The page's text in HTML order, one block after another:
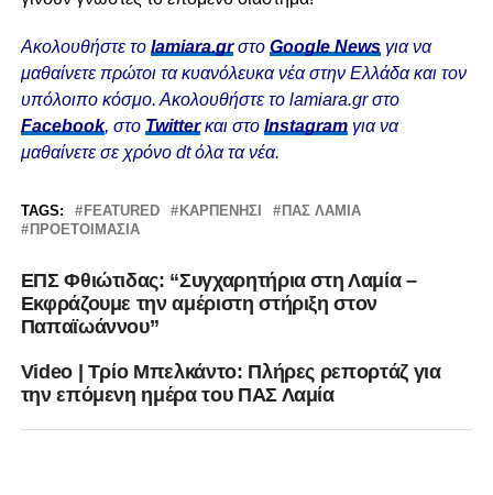
Ακολουθήστε το lamiara.grστο Google Newsγια να
μαθαίνετε πρώτοι τα κυανόλευκα νέα στην Ελλάδα και τον
υπόλοιπο κόσμο. Ακολουθήστε το lamiara.gr στο
Facebook, στο Twitterκαι στο Instagram για να
μαθαίνετε σε χρόνο dt όλα τα νέα.
TAGS: FEATURED ΚΑΡΠΕΝΉΣΙ
ΠΑΣ ΛΑΜΙΑ
ΠΡΟΕΤΟΙΜΑΣΊΑ
ΕΠΣ Φθιώτιδας: “Συγχαρητήρια στη Λαμία –
Εκφράζουμε την αμέριστη στήριξη στον
Παπαϊωάννου”
Video | Τρίο Μπελκάντο: Πλήρες ρεπορτάζ για
την επόμενη ημέρα του ΠΑΣ Λαμία